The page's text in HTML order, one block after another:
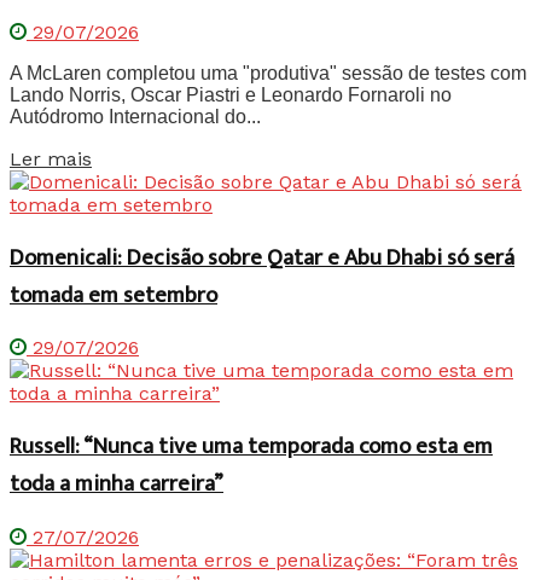
29/07/2026
A McLaren completou uma "produtiva" sessão de testes com
Lando Norris, Oscar Piastri e Leonardo Fornaroli no
Autódromo Internacional do...
Ler mais
Domenicali: Decisão sobre Qatar e Abu Dhabi só será
tomada em setembro
29/07/2026
Russell: “Nunca tive uma temporada como esta em
toda a minha carreira”
27/07/2026